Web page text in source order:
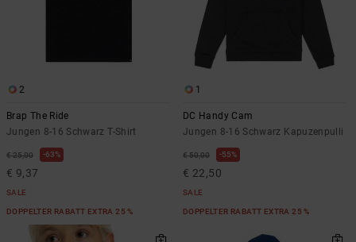
2
Brap The Ride
Jungen 8-16 Schwarz T-Shirt
€ 25,00 63%
€ 9,37
SALE
DOPPELTER RABATT EXTRA 25 %
1
DC Handy Cam
Jungen 8-16 Schwarz Kapuzenpulli
€ 50,00 55%
€ 22,50
SALE
DOPPELTER RABATT EXTRA 25 %